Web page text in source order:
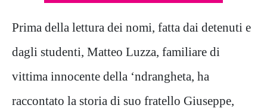
Prima della lettura dei nomi, fatta dai detenuti e
dagli studenti, Matteo Luzza, familiare di
vittima innocente della ‘ndrangheta, ha
raccontato la storia di suo fratello Giuseppe,